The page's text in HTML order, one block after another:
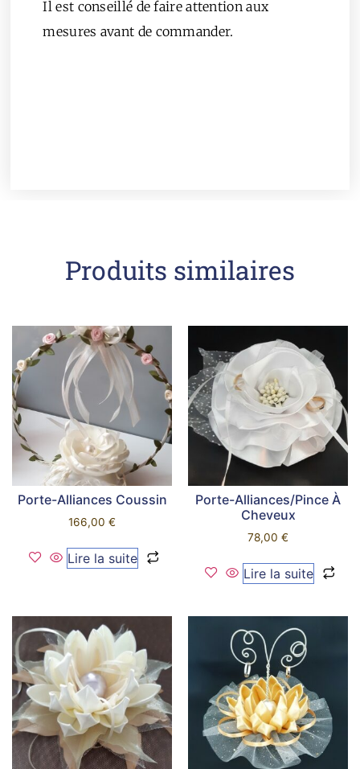
Il est conseillé de faire attention aux
mesures avant de commander.
Produits similaires
Porte-Alliances Coussin
166,00 €
Lire la suite
Porte-Alliances/Pince À
Cheveux
78,00 €
Lire la suite